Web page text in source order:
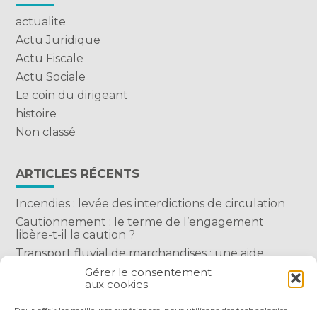
Gérer le consentement
aux cookies
actualite
Actu Juridique
Actu Fiscale
Actu Sociale
Le coin du dirigeant
histoire
Non classé
ARTICLES RÉCENTS
Incendies : levée des interdictions de circulation
Cautionnement : le terme de l’engagement
libère-t-il la caution ?
Transport fluvial de marchandises : une aide
financière bienvenue
Succession : les donations du parent renonçant